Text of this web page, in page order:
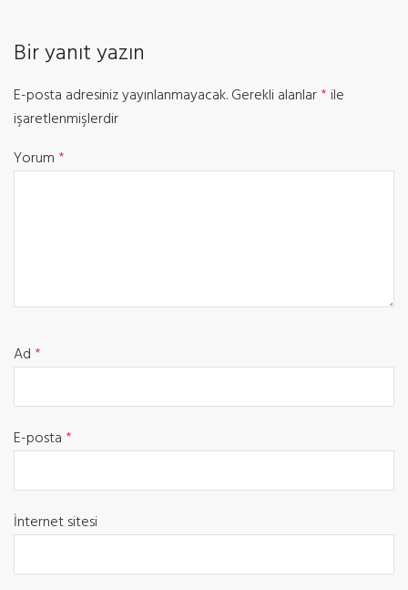
Bir yanıt yazın
E-posta adresiniz yayınlanmayacak.Gerekli alanlar* ile
işaretlenmişlerdir
Yorum*
Ad*
E-posta*
İnternet sitesi